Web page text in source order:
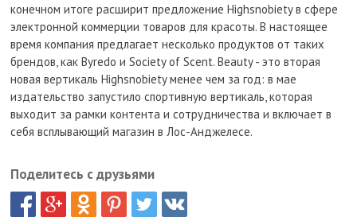
конечном итоге расширит предложение Highsnobiety в сфере
электронной коммерции товаров для красоты. В настоящее
время компания предлагает несколько продуктов от таких
брендов, как Byredo и Society of Scent. Beauty - это вторая
новая вертикаль Highsnobiety менее чем за год: в мае
издательство запустило спортивную вертикаль, которая
выходит за рамки контента и сотрудничества и включает в
себя всплывающий магазин в Лос-Анджелесе.
Поделитесь с друзьями